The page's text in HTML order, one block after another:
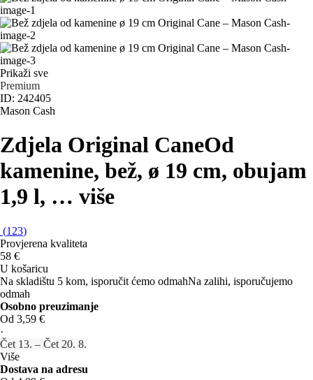
Prikaži sve
Premium
ID: 242405
Mason Cash
Zdjela Original CaneOd
kamenine, bež, ø 19 cm, obujam
1,9 l, … više
(123)
Provjerena kvaliteta
58 €
U košaricu
Na skladištu 5 kom, isporučit ćemo odmahNa zalihi, isporučujemo
odmah
Osobno preuzimanje
Od 3,59 €
·
Čet 13. – Čet 20. 8.
Više
Dostava na adresu